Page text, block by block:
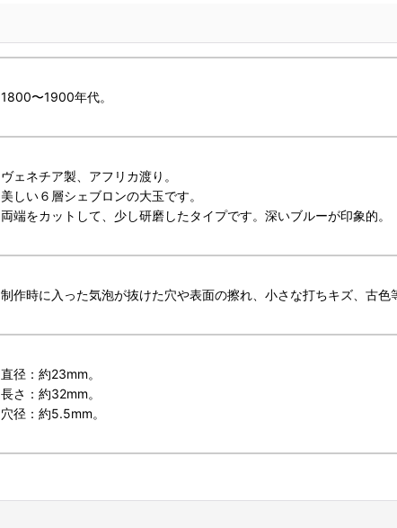
1800〜1900年代。
ヴェネチア製、アフリカ渡り。
美しい６層シェブロンの大玉です。
両端をカットして、少し研磨したタイプです。深いブルーが印象的。
制作時に入った気泡が抜けた穴や表面の擦れ、小さな打ちキズ、古色
直径：約23mm。
長さ：約32mm。
穴径：約5.5mm。